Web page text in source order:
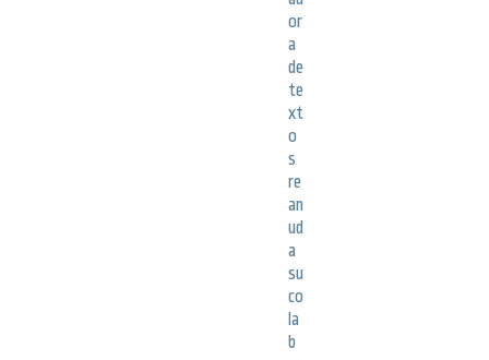
or
a
de
te
xt
o
s
re
an
ud
a
su
co
la
b